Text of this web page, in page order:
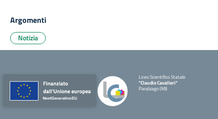
Argomenti
Notizia
Liceo Scientifico Statale
"Claudio Cavalleri"
Parabiago (MI)